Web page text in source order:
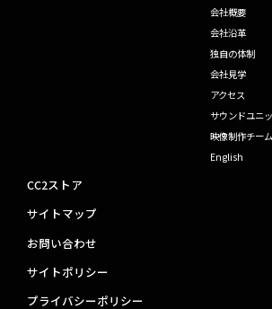
会社概要
会社沿革
独自の体制
会社見学
アクセス
サウンドユニ
映像制作チー
English
CC2ストア
サイトマップ
お問い合わせ
サイトポリシー
プライバシーポリシー